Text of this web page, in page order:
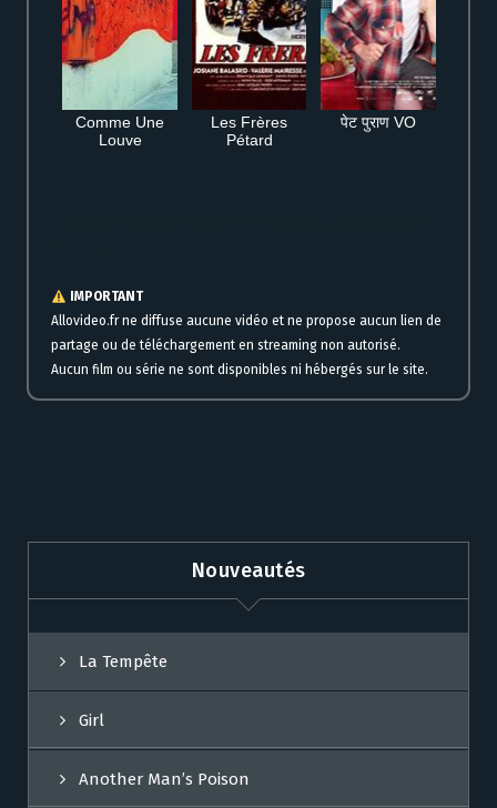
Comme Une
Louve
Les Frères
Pétard
पेट पुराण VO
IMPORTANT
Allovideo.fr ne diffuse aucune vidéo et ne propose aucun lien de
partage ou de téléchargement en streaming non autorisé.
Aucun film ou série ne sont disponibles ni hébergés sur le site.
Nouveautés
La Tempête
Girl
Another Man’s Poison